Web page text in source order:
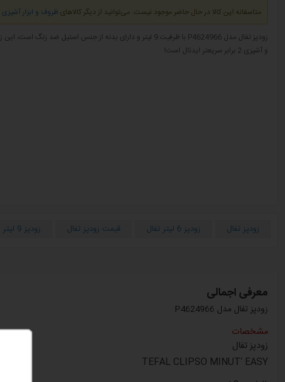
متاسفانه این کالا در حال حاضر موجود نیست. می‌توانید از دیگر کالاهایظروف و ابزار آشپزی
و آشپزی 2 برابر سریعتر ایدئال است!
زودپز تفال زودپز 6 لیتر تفال قیمت زودپز تفال زودپز 9 لیتر تفال
معرفی اجمالی
زودپز تفال مدل P4624966
مشخصات
زودپز تفال
TEFAL CLIPSO MINUT' EASY